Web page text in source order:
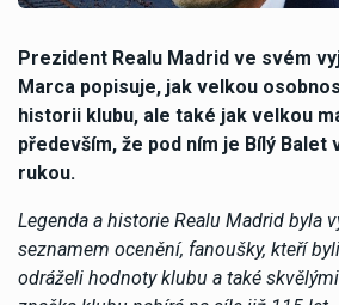
Prezident Realu Madrid ve svém
Marca popisuje, jak velkou
historii klubu, ale také jak velkou
především, že pod ním je Bílý Balet
rukou.
Legenda a historie Realu Madrid byla
seznamem ocenění, fanoušky, kteří
odráželi hodnoty klubu a také